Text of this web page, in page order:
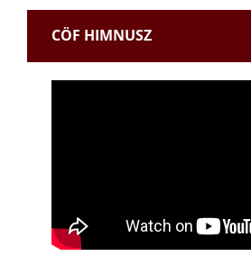
CÖF HIMNUSZ